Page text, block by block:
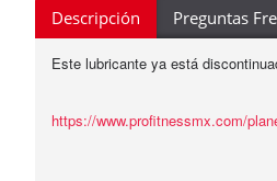
Descripción Preguntas
Este lubricante ya está
https://www.profitnessmx.com/